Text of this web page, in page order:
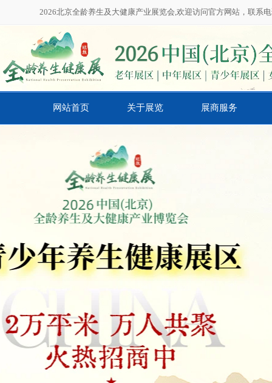
2026北京全龄养生及大健康产业展览会,欢迎访问官方网站，联系
网站首页 关于展览 展商服务